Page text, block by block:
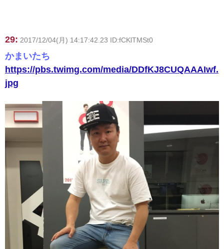
29: 2017/12/04(月) 14:17:42.23 ID:fCKlTMSt0
かまいたち
https://pbs.twimg.com/media/DDfKJ8CUQAAAIwf.
jpg